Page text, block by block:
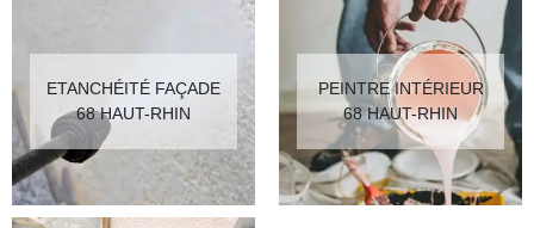
ETANCHÉITÉ FAÇADE
68 HAUT-RHIN
PEINTRE INTÉRIEUR
68 HAUT-RHIN